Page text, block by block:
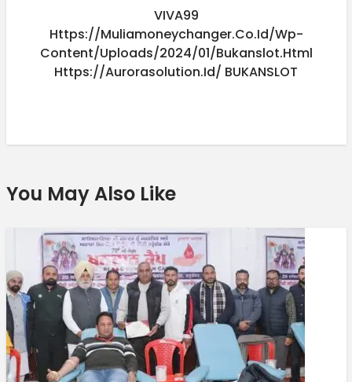
VIVA99
Https://muliamoneychanger.co.id/wp-
Content/uploads/2024/01/bukanslot.html
Https://aurorasolution.id/ BUKANSLOT
You May Also Like